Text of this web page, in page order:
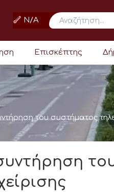
N/A
Επισκέπτης
του συστήματος